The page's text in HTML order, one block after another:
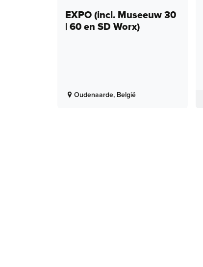
EXPO (incl. Museeuw 30
| 60 en SD Worx)
Oudenaarde, België